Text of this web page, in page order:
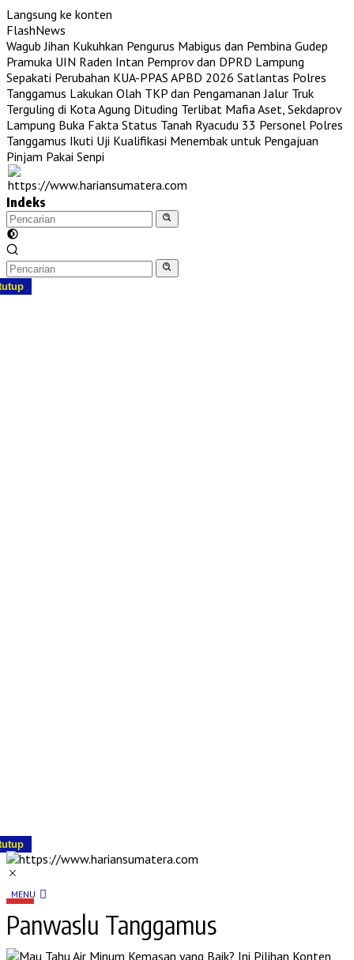
Langsung ke konten
FlashNews
Wagub Jihan Kukuhkan Pengurus Mabigus dan Pembina Gudep
Pramuka UIN Raden Intan Pemprov dan DPRD Lampung
Sepakati Perubahan KUA-PPAS APBD 2026 Satlantas Polres
Tanggamus Lakukan Olah TKP dan Pengamanan Jalur Truk
Terguling di Kota Agung Dituding Terlibat Mafia Aset, Sekdaprov
Lampung Buka Fakta Status Tanah Ryacudu 33 Personel Polres
Tanggamus Ikuti Uji Kualifikasi Menembak untuk Pengajuan
Pinjam Pakai Senpi
Indeks
MENU
Panwaslu Tanggamus